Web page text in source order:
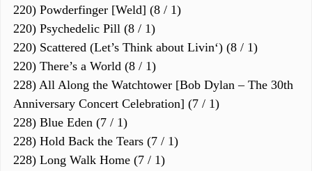
220) Powderfinger [Weld] (8 / 1)
220) Psychedelic Pill (8 / 1)
220) Scattered (Let’s Think about Livin‘) (8 / 1)
220) There’s a World (8 / 1)
228) All Along the Watchtower [Bob Dylan – The 30th
Anniversary Concert Celebration] (7 / 1)
228) Blue Eden (7 / 1)
228) Hold Back the Tears (7 / 1)
228) Long Walk Home (7 / 1)